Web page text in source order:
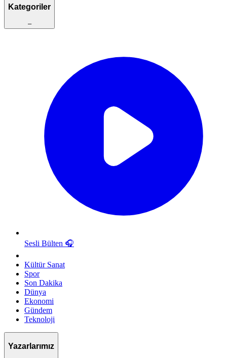
Kategoriler
–
Sesli Bülten 🎧
Kültür Sanat
Spor
Son Dakika
Dünya
Ekonomi
Gündem
Teknoloji
Yazarlarımız